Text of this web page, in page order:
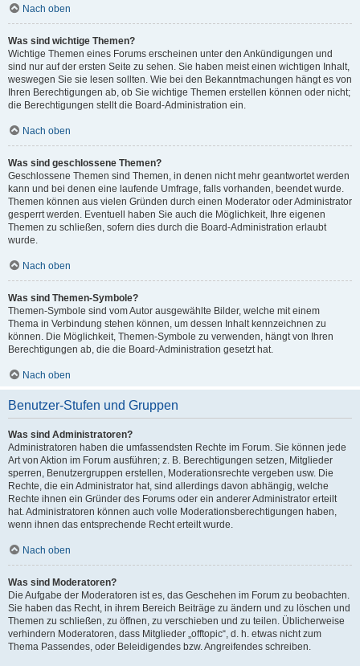
Nach oben
Was sind wichtige Themen?
Wichtige Themen eines Forums erscheinen unter den Ankündigungen und
sind nur auf der ersten Seite zu sehen. Sie haben meist einen wichtigen Inhalt,
weswegen Sie sie lesen sollten. Wie bei den Bekanntmachungen hängt es von
Ihren Berechtigungen ab, ob Sie wichtige Themen erstellen können oder nicht;
die Berechtigungen stellt die Board-Administration ein.
Nach oben
Was sind geschlossene Themen?
Geschlossene Themen sind Themen, in denen nicht mehr geantwortet werden
kann und bei denen eine laufende Umfrage, falls vorhanden, beendet wurde.
Themen können aus vielen Gründen durch einen Moderator oder Administrator
gesperrt werden. Eventuell haben Sie auch die Möglichkeit, Ihre eigenen
Themen zu schließen, sofern dies durch die Board-Administration erlaubt
wurde.
Nach oben
Was sind Themen-Symbole?
Themen-Symbole sind vom Autor ausgewählte Bilder, welche mit einem
Thema in Verbindung stehen können, um dessen Inhalt kennzeichnen zu
können. Die Möglichkeit, Themen-Symbole zu verwenden, hängt von Ihren
Berechtigungen ab, die die Board-Administration gesetzt hat.
Nach oben
Benutzer-Stufen und Gruppen
Was sind Administratoren?
Administratoren haben die umfassendsten Rechte im Forum. Sie können jede
Art von Aktion im Forum ausführen; z. B. Berechtigungen setzen, Mitglieder
sperren, Benutzergruppen erstellen, Moderationsrechte vergeben usw. Die
Rechte, die ein Administrator hat, sind allerdings davon abhängig, welche
Rechte ihnen ein Gründer des Forums oder ein anderer Administrator erteilt
hat. Administratoren können auch volle Moderationsberechtigungen haben,
wenn ihnen das entsprechende Recht erteilt wurde.
Nach oben
Was sind Moderatoren?
Die Aufgabe der Moderatoren ist es, das Geschehen im Forum zu beobachten.
Sie haben das Recht, in ihrem Bereich Beiträge zu ändern und zu löschen und
Themen zu schließen, zu öffnen, zu verschieben und zu teilen. Üblicherweise
verhindern Moderatoren, dass Mitglieder „offtopic“, d. h. etwas nicht zum
Thema Passendes, oder Beleidigendes bzw. Angreifendes schreiben.